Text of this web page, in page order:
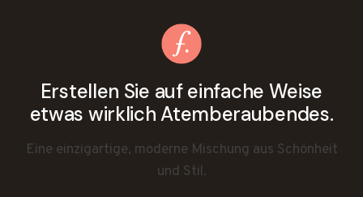
Erstellen Sie auf einfache Weise
etwas wirklich Atemberaubendes.
Eine einzigartige, moderne Mischung aus Schönheit
und Stil.